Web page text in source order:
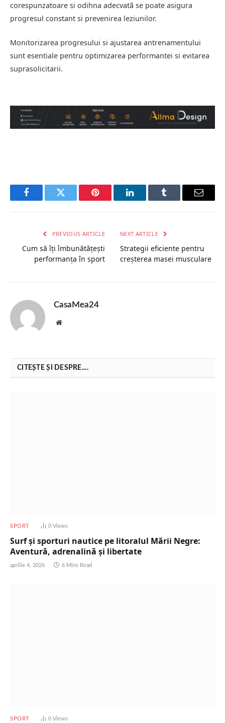
corespunzatoare si odihna adecvatã se poate asigura
progresul constant si prevenirea leziunilor.
Monitorizarea progresului si ajustarea antrenamentului
sunt esentiale pentru optimizarea performantei si evitarea
suprasolicitarii.
FacebookTwitter Pinterest LinkedInTumblr Email
PREVIOUS ARTICLE
Cum să îți îmbunătățești
performanța în sport
NEXT ARTICLE
Strategii eficiente pentru
creșterea masei musculare
CasaMea24
Website
CITEȘTE ȘI DESPRE....
SPORT 0 Views
Surf și sporturi nautice pe litoralul Mării Negre:
Aventură, adrenalină și libertate
aprilie 4, 2026 6 Mins Read
SPORT 0 Views